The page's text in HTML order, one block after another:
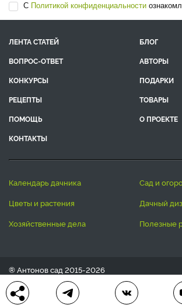
С Политикой конфиденциальности
ЛЕНТА СТАТЕЙ
БЛОГ
ВОПРОС-ОТВЕТ
АВТОРЫ
КОНКУРСЫ
ПОДАРКИ
РЕЦЕПТЫ
ТОВАРЫ
ПОМОЩЬ
О ПРОЕКТЕ
КОНТАКТЫ
календарь дачника
сад и
цветы и растения
дачный
хозяйственные дела
полезные
® Антонов сад 2015-2026
Политика конфиденциальности
Пользовательское соглашение